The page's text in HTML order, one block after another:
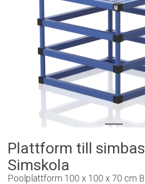
Plattform till
Simskola
Poolplattform 100 x 100 x 70 cm